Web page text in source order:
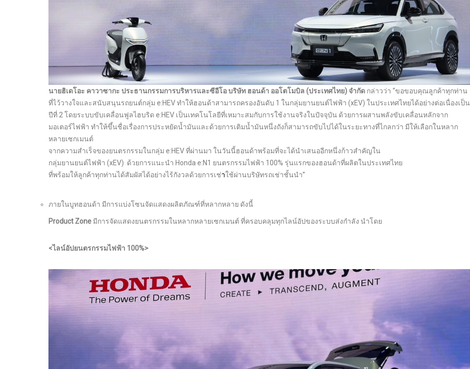
นายฮิเดโอะ คาวาซากะ ประธานกรรมการบริหารและซีอีโอ บริษัท ฮอนด้า ออโตโมบิล (ประเทศไทย)จำกัด กล่าวว่า “ขอขอบคุณลูกค้าทุกท่าน
ที่ไว้วางใจและสนับสนุนรถยนต์กลุ่ม e:HEV ทำให้ฮอนด้าสามารถครองอันดับ 1 ในกลุ่มยานยนต์ไฟฟ้า (xEV) ในประเทศไทยได้อย่างต่อเนื่องเป็น
ปีที่ 2 โดยระบบขับเคลื่อนฟูลไฮบริด e:HEV เป็นเทคโนโลยีที่เหมาะสมกับการใช้งานจริงในปัจจุบัน ด้วยการผสานพลังขับเคลื่อนหลักจาก
มอเตอร์ไฟฟ้า ทำให้ขึ้นชื่อเรื่องการประหยัดน้ำมันและด้วยการเติมน้ำมันหนึ่งถังก็สามารถขับไปได้ในระยะทางที่ไกลกว่า มีให้เลือกในหลาก
หลายเซกเมนต์
จากความสำเร็จของยนตรกรรมในกลุ่ม e:HEV ที่ผ่านมา ในวันนี้ฮอนด้าพร้อมที่จะได้นำเสนออีกหนึ่งก้าวสำคัญใน
กลุ่มยานยนต์ไฟฟ้า (xEV) ด้วยการแนะนำ Honda e:N1 ยนตรกรรมไฟฟ้า 100% รุ่นแรกของฮอนด้าที่ผลิตในประเทศไทย
ที่พร้อมให้ลูกค้าทุกท่านได้สัมผัสได้อย่างไร้กังวลด้วยการเช่าใช้ผ่านบริษัทรถเช่าชั้นนำ”
ภายในบูทฮอนด้า มีการแบ่งโซนจัดแสดงผลิตภัณฑ์ที่หลากหลาย ดังนี้
Product Zone มีการจัดแสดงยนตรกรรมในหลากหลายเซกเมนต์ ที่ครอบคลุมทุกไลน์อัปของระบบส่งกำลัง นำโดย
<ไลน์อัปยนตรกรรมไฟฟ้า 100%>